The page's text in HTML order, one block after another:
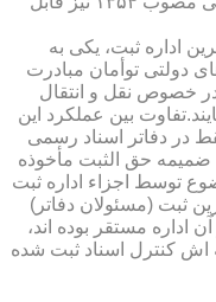
اداره ثبت، یكی به
دولتی توأمان مبادرت
خصوص نقل و انتقال
بین عملكرد این
در دفاتر اسناد رسمی
ضمیمه حق الثبت مأخوذه
توسط اجزاء اداره ثبت
ثبت (مسئولان دفاتر)
اداره مستقر بوده اند،
اش كنترل اسناد ثبت شده